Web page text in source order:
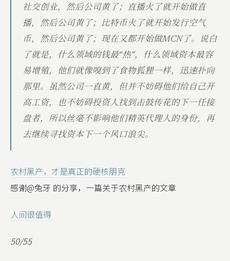
社交创业，然后公司黄了；直播火了就开始做直
播，然后公司黄了；比特币火了就开始发行空气
币，然后公司黄了；现在又都开始做MCN了。说白
了就是，什么领域的钱最“热”，什么领域资本最容
易增殖，他们就像嗅到了食物狐狸一样，迅速扑向
那里。虽然公司一直黄，但并不妨碍他们给自己开
高工资，也不妨碍投资人找到击鼓传花的下一任接
盘者，所以丝毫不影响他们精英代理人的身份，再
去继续寻找资本下一个风口浪尖。
农村黑产，才是真正的硬核朋克
感谢@兔牙 的分享，一篇关于农村黑产的文章
人间很值得
50/55